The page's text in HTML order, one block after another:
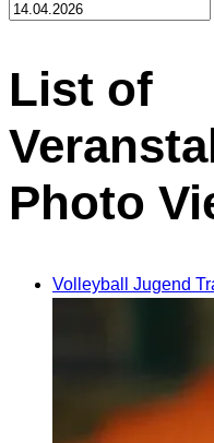
List of
Photo
Volleyball Jugend